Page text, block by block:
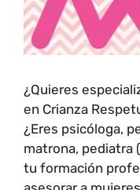
¿Quieres
en Crianza
¿Eres psicóloga,
matrona, pediatra
tu formación